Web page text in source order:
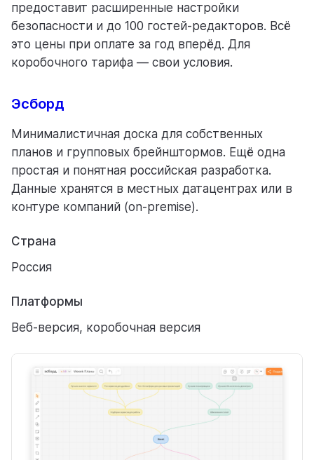
предоставит расширенные настройки
безопасности и до 100 гостей-редакторов. Всё
это цены при оплате за год вперёд. Для
коробочного тарифа — свои условия.
Эсборд
Минималистичная доска для собственных
планов и групповых брейнштормов. Ещё одна
простая и понятная российская разработка.
Данные хранятся в местных датацентрах или в
контуре компаний (on-premise).
Страна
Россия
Платформы
Веб-версия, коробочная версия